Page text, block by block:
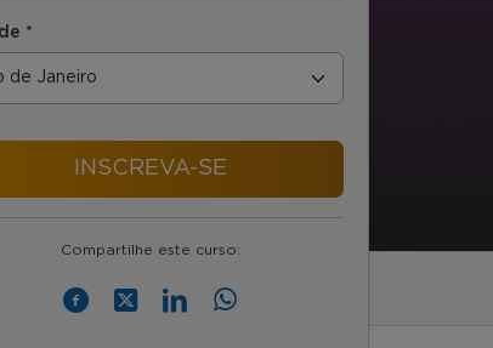
*
INSCREVA-SE
Compartilhe este curso: